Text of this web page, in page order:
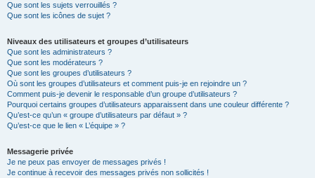
Que sont les sujets verrouillés ?
Que sont les icônes de sujet ?
Niveaux des utilisateurs et groupes d’utilisateurs
Que sont les administrateurs ?
Que sont les modérateurs ?
Que sont les groupes d’utilisateurs ?
Où sont les groupes d’utilisateurs et comment puis-je en rejoindre un ?
Comment puis-je devenir le responsable d’un groupe d’utilisateurs ?
Pourquoi certains groupes d’utilisateurs apparaissent dans une couleur différente ?
Qu’est-ce qu’un « groupe d’utilisateurs par défaut » ?
Qu’est-ce que le lien « L’équipe » ?
Messagerie privée
Je ne peux pas envoyer de messages privés !
Je continue à recevoir des messages privés non sollicités !